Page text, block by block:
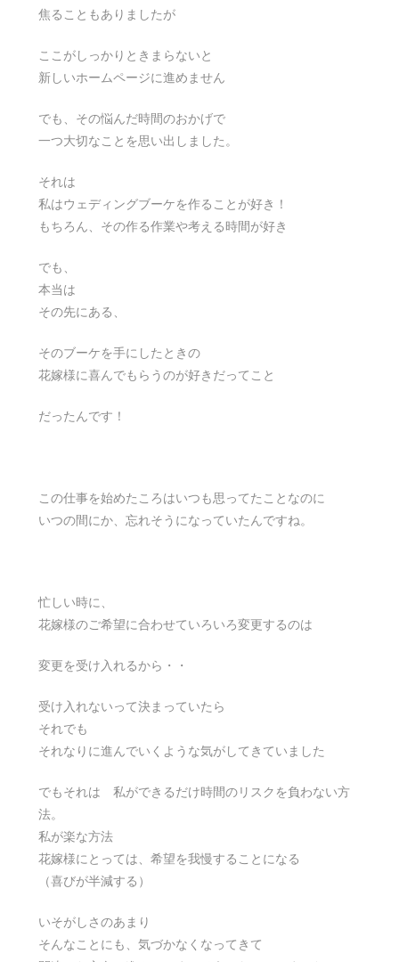
焦ることもありましたが
ここがしっかりときまらないと
新しいホームページに進めません
でも、その悩んだ時間のおかげで
一つ大切なことを思い出しました。
それは
私はウェディングブーケを作ることが好き！
もちろん、その作る作業や考える時間が好き
でも、
本当は
その先にある、
そのブーケを手にしたときの
花嫁様に喜んでもらうのが好きだってこと
だったんです！
この仕事を始めたころはいつも思ってたことなのに
いつの間にか、忘れそうになっていたんですね。
忙しい時に、
花嫁様のご希望に合わせていろいろ変更するのは
変更を受け入れるから・・
受け入れないって決まっていたら
それでも
それなりに進んでいくような気がしてきていました
でもそれは 私ができるだけ時間のリスクを負わない方
法。
私が楽な方法
花嫁様にとっては、希望を我慢することになる
（喜びが半減する）
いそがしさのあまり
そんなことにも、気づかなくなってきて